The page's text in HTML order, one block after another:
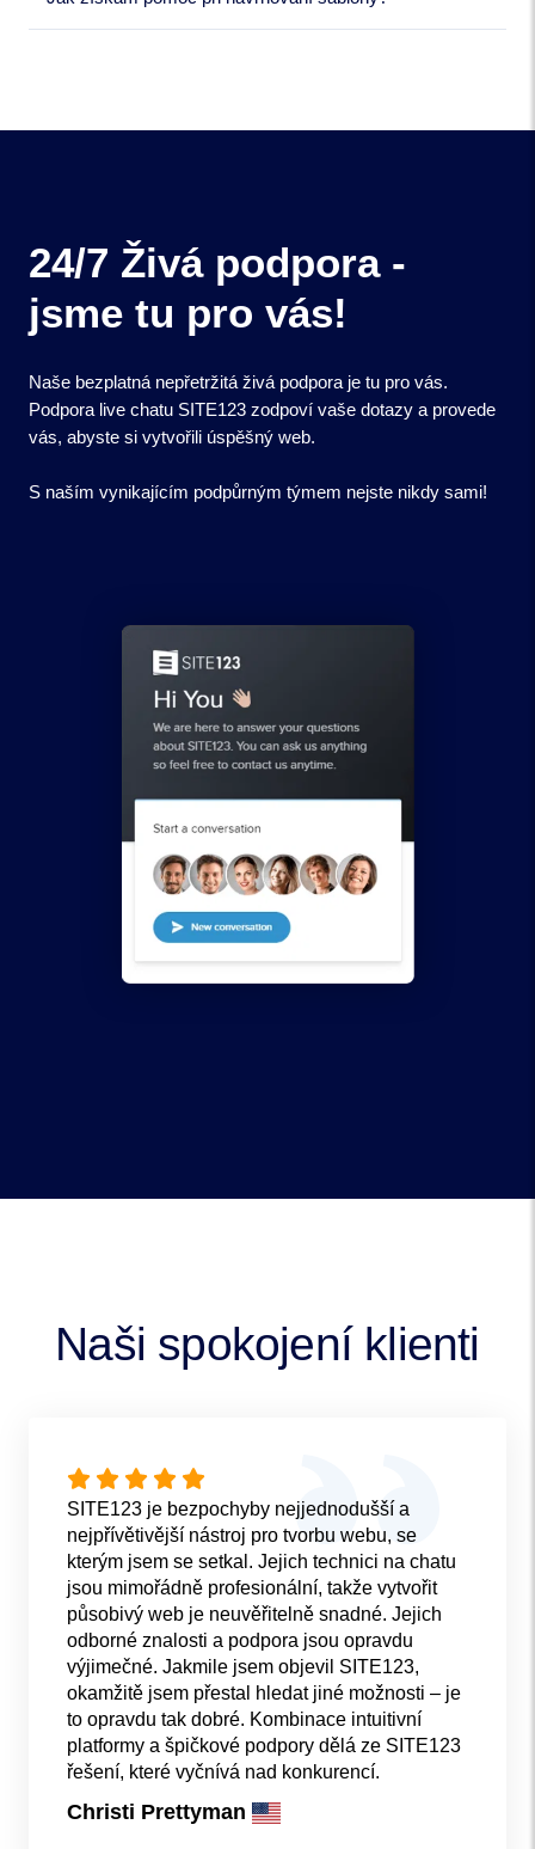
24/7 Živá podpora -
jsme tu pro vás!
Naše bezplatná nepřetržitá živá podpora je tu pro vás.
Podpora live chatu SITE123 zodpoví vaše dotazy a provede
vás, abyste si vytvořili úspěšný web.
S naším vynikajícím podpůrným týmem nejste nikdy sami!
Naši spokojení klienti
SITE123 je bezpochyby nejjednodušší a
nejpřívětivější nástroj pro tvorbu webu, se
kterým jsem se setkal. Jejich technici na chatu
jsou mimořádně profesionální, takže vytvořit
působivý web je neuvěřitelně snadné. Jejich
odborné znalosti a podpora jsou opravdu
výjimečné. Jakmile jsem objevil SITE123,
okamžitě jsem přestal hledat jiné možnosti – je
to opravdu tak dobré. Kombinace intuitivní
platformy a špičkové podpory dělá ze SITE123
řešení, které vyčnívá nad konkurencí.
Christi Prettyman